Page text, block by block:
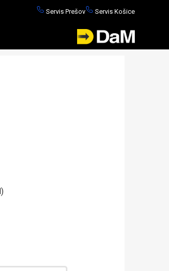
Servis Prešov Servis Košice